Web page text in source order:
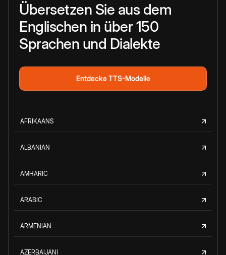
Übersetzen Sie aus dem
Englischen in über 150
Sprachen und Dialekte
Entdecke TTS-Modelle
AFRIKAANS
ALBANIAN
AMHARIC
ARABIC
ARMENIAN
AZERBAIJANI